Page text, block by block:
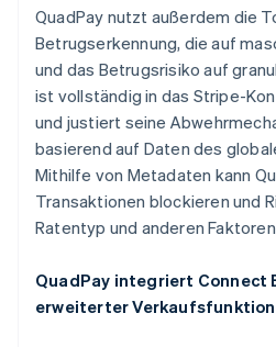
QuadPay nutzt außerdem die
Betrugserkennung, die auf
und das Betrugsrisiko auf
ist vollständig in das Stripe-
und justiert seine
basierend auf Daten des
Mithilfe von Metadaten kann
Transaktionen blockieren und
Ratentyp und anderen
QuadPay integriert Connect
erweiterter
Mexiko
EspañolEnglish
Neuseeland
English
Niederlande
Nederlands English
Norwegen
English
Österreich
DeutschEnglish
English
Portugal
Português English